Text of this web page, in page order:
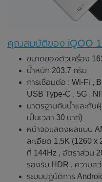
คุณสมบัติของ iQOO
ขนาดของตัวเครื่อง
น้ำหนัก 203.7 กรัม
การเชื่อมต่อ : Wi-Fi ,
USB Type-C , 5G ,
มาตรฐานกันน้ำและกัน
เป็นเวลา 30 นาที)
หน้าจอแสดงผลแบบ
ละเอียด 1.5K (1260 x
ที่ 144Hz , อัตราส่วน
รองรับ HDR , ความส
ระบบปฏิบัติการ